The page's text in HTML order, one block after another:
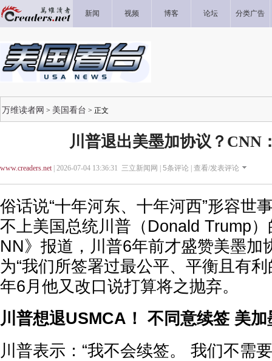
新闻 视频 博客 论坛 分类广告
万维读者网 > 美国看台 > 正文
川普退出美墨加协议？CNN
www.creaders.net| 2026-07-04 13:36:31 三立新闻网 | 5条评论 | 查看/发表评论
俗话说“十年河东、十年河西”形容世
不上美国总统川普（Donald Trump
NN》报道，川普6年前才盛赞美墨加
为“我们所签署过最公平、平衡且有
年6月他又改口说打算将之抛弃。
川普想退USMCA！ 不同意续签 美
川普表示：“我不会续签。 我们不需